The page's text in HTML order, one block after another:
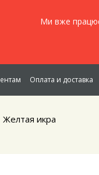
Ми вже
Оплата и доставка
Желтая икра